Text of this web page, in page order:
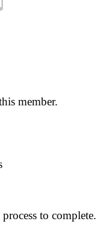
member.
to complete.